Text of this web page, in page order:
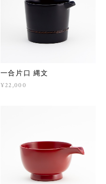
一合片口 縄文
¥22,000